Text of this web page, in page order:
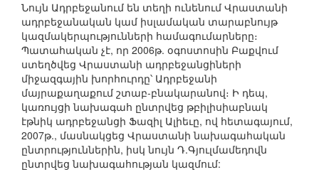
Նույն Ադրբեջանում են տեղի ունենում Վրաստանի
ադրբեջանական կամ իսլամական տարաբնույթ
կազմակերպությունների համագումարները։
Պատահական չէ, որ 2006թ. օգոստոսին Բաքվում
ստեղծվեց Վրաստանի ադրբեջանցիների
միջազգային խորհուրդը՝ Ադրբեջանի
մայրաքաղաքում շտաբ-բնակարանով։ Ի դեպ,
կառույցի նախագահ ընտրվեց թբիլիսիաբնակ
էթնիկ ադրբեջանցի Ֆազիլ Ալիեւը, ով հետագայում,
2007թ., մասնակցեց Վրաստանի նախագահական
ընտրություններին, իսկ նույն Դ.Գյուլմամեդովն
ընտրվեց նախագահության կազմում: